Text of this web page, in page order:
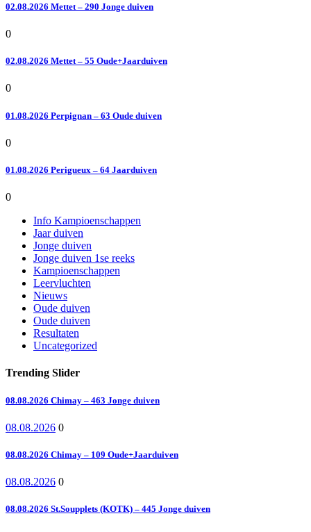
02.08.2026 Mettet – 290 Jonge duiven
0
02.08.2026 Mettet – 55 Oude+Jaarduiven
0
01.08.2026 Perpignan – 63 Oude duiven
0
01.08.2026 Perigueux – 64 Jaarduiven
0
Info Kampioenschappen
Jaar duiven
Jonge duiven
Jonge duiven 1se reeks
Kampioenschappen
Leervluchten
Nieuws
Oude duiven
Oude duiven
Resultaten
Uncategorized
Trending Slider
08.08.2026 Chimay – 463 Jonge duiven
08.08.2026 0
08.08.2026 Chimay – 109 Oude+Jaarduiven
08.08.2026 0
08.08.2026 St.Soupplets (KOTK) – 445 Jonge duiven